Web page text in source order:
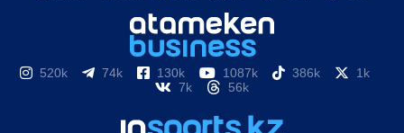
520k 74k 130k 1087k 386k
1k
7k
56k